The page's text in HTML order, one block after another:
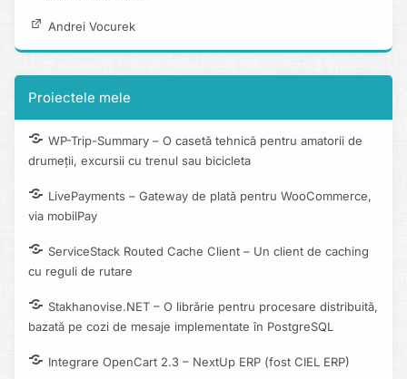
Andrei Vocurek
Proiectele mele
WP-Trip-Summary – O casetă tehnică pentru amatorii de
drumeții, excursii cu trenul sau bicicleta
LivePayments – Gateway de plată pentru WooCommerce,
via mobilPay
ServiceStack Routed Cache Client – Un client de caching
cu reguli de rutare
Stakhanovise.NET – O librărie pentru procesare distribuită,
bazată pe cozi de mesaje implementate în PostgreSQL
Integrare OpenCart 2.3 – NextUp ERP (fost CIEL ERP)